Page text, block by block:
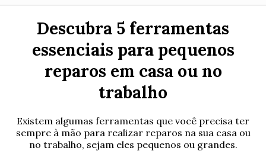
Descubra 5 ferramentas
essenciais para pequenos
reparos em casa ou no
trabalho
Existem algumas ferramentas que você precisa ter
sempre à mão para realizar reparos na sua casa ou
no trabalho, sejam eles pequenos ou grandes.